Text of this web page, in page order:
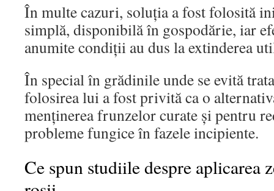
În multe cazuri, soluția a fost folosită
simplă, disponibilă în gospodărie, iar
anumite condiții au dus la extinderea
În special în grădinile unde se evită
folosirea lui a fost privită ca o
menținerea frunzelor curate și pentru
probleme fungice în fazele incipiente.
Ce spun studiile despre aplicarea